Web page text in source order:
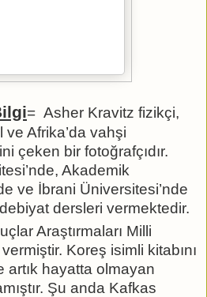
= Asher Kravitz fizikçi,
ve Afrika’da vahşi
çeken bir fotoğrafçıdır.
Akademik
ve İbrani Üniversitesi’nde
dersleri vermektedir.
Araştırmaları Milli
Koreş isimli kitabını
artık hayatta olmayan
Şu anda Kafkas